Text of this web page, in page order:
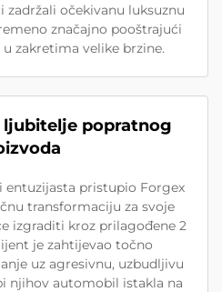
očekivanu luksuznu
značajno pooštrajući
zakretima velike brzine.
ljubitelje popratnog
pristupio Forgex
transformaciju za svoje
izgraditi kroz prilagođene 2
je zahtijevao točno
uz agresivnu, uzbudljivu
njihov automobil istakla na